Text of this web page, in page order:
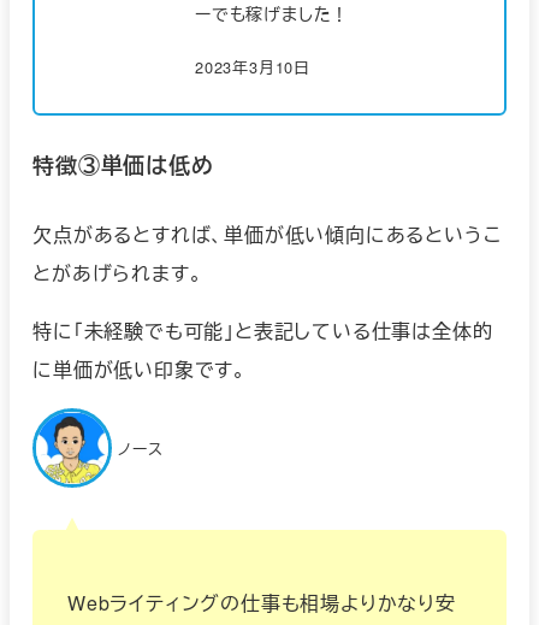
ーでも稼げました！
2023年3月10日
特徴③単価は低め
欠点があるとすれば、単価が低い傾向にあるというこ
とがあげられます。
特に「未経験でも可能」と表記している仕事は全体的
に単価が低い印象です。
ノース
Webライティングの仕事も相場よりかなり安